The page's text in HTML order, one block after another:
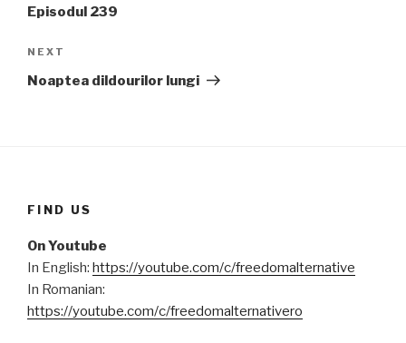
Episodul 239
Next
Post
NEXT
Noaptea dildourilor lungi
FIND US
On Youtube
In English: https://youtube.com/c/freedomalternative
In Romanian:
https://youtube.com/c/freedomalternativero